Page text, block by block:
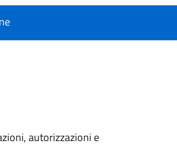
autorizzazioni e